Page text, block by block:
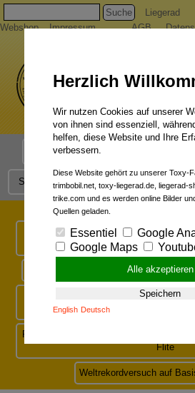
Suche
Liegerad
Webshop
Impressum AGB
Liegerad Modelle
Service Qualität Liegerad News
Toxy Liegerad GmbH feiert 30-jähriges
Messe
Spezial-Fahrrad Events 2023 mit den
Riesiges Interesse an Liegerädern auf
Foldable recumbent wins design award:
Flite
Weltrekordversuch auf
Herzlich
Wir nutzen Cookies auf unserer
von ihnen sind essenziell,
helfen, diese Website und Ihre
verbessern.
Diese Website gehört zu unserer Toxy-
trimbobil.net, toxy-liegerad.de, liegerad-
trike.com und es werden online Bilder
Quellen geladen.
Essentiel
Google
Google Maps
Alle akzeptieren
Speichern
English Deutsch